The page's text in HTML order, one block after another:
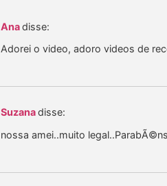
Anadisse:
Adorei o video, adoro videos de
Suzanadisse:
nossa amei..muito